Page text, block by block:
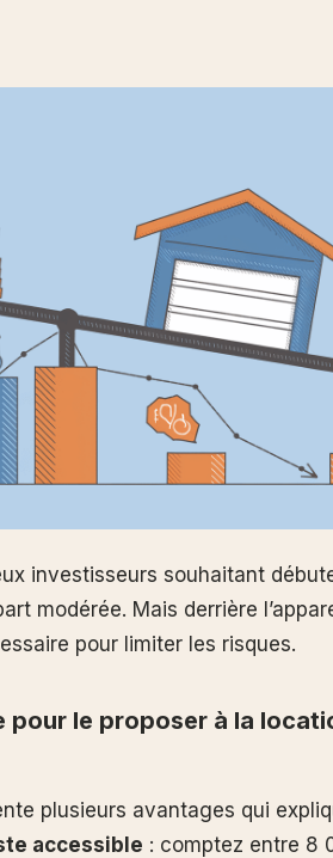
investisseurs souhaitant
modérée. Mais derrière
pour limiter les risques.
pour le proposer à la
plusieurs avantages qui
accessible : comptez entre 8